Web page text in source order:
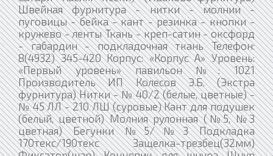
Швейная фурнитура - нитки - молнии -
пуговицы - бейка - кант - резинка - кнопки -
кружево - ленты Ткань - креп-сатин - оксфорд
- габардин - подкладочная ткань Телефон:
8(4932) 345-420 Корпус: «Корпус А» Уровень:
«Первый уровень» павильон №: 1021
Производитель ИП Колесов Э.Б. (Экстра
фурнитура) Нитки - № 40/2 (белые, цветные) -
№ 45 ЛЛ - 210 ЛШ (суровые) Кант для подушек
(белый, цветной) Молния рулонная (№5, №3
цветная) Бегунки №5/№3 Подкладка
170текс/190текс Защелка-трезбец(32мм)